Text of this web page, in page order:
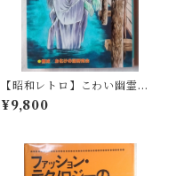
【昭和レトロ】こわい幽霊と
かなしい怪談 まんがと絵で
たのしめる/お化けの話研究会
¥9,800